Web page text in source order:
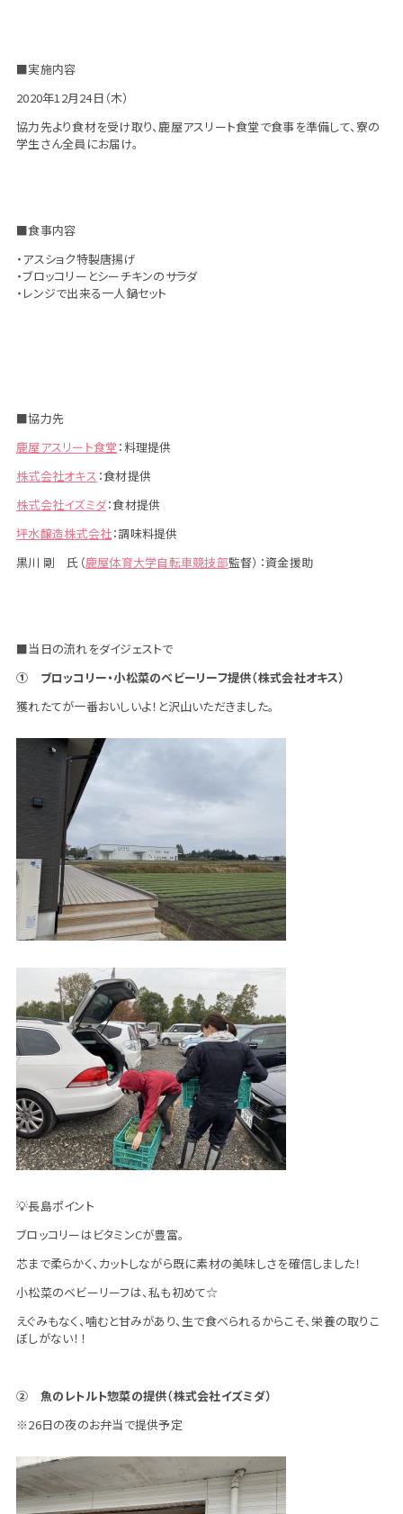
■実施内容
2020年12月24日（木）
協力先より食材を受け取り、鹿屋アスリート食堂で食事を準備して、寮の
学生さん全員にお届け。
■食事内容
・アスショク特製唐揚げ
・ブロッコリーとシーチキンのサラダ
・レンジで出来る一人鍋セット
■協力先
鹿屋アスリート食堂 ：料理提供
株式会社オキス ：食材提供
株式会社イズミダ：食材提供
坪水醸造株式会社：調味料提供
黒川 剛 氏（鹿屋体育大学自転車競技部監督）：資金援助
■当日の流れをダイジェストで
① ブロッコリー・小松菜のベビーリーフ提供（株式会社オキス）
獲れたてが一番おいしいよ！と沢山いただきました。
💡長島ポイント
ブロッコリーはビタミンCが豊富。
芯まで柔らかく、カットしながら既に素材の美味しさを確信しました！
小松菜のベビーリーフは、私も初めて☆
えぐみもなく、噛むと甘みがあり、生で食べられるからこそ、栄養の取りこ
ぼしがない！！
② 魚のレトルト惣菜の提供（株式会社イズミダ）
※26日の夜のお弁当で提供予定